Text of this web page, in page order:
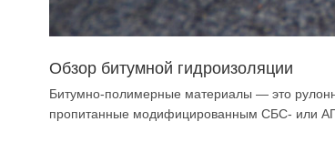
Обзор битумной гидроизоляции
Битумно-полимерные материалы — это
пропитанные модифицированным СБС- или